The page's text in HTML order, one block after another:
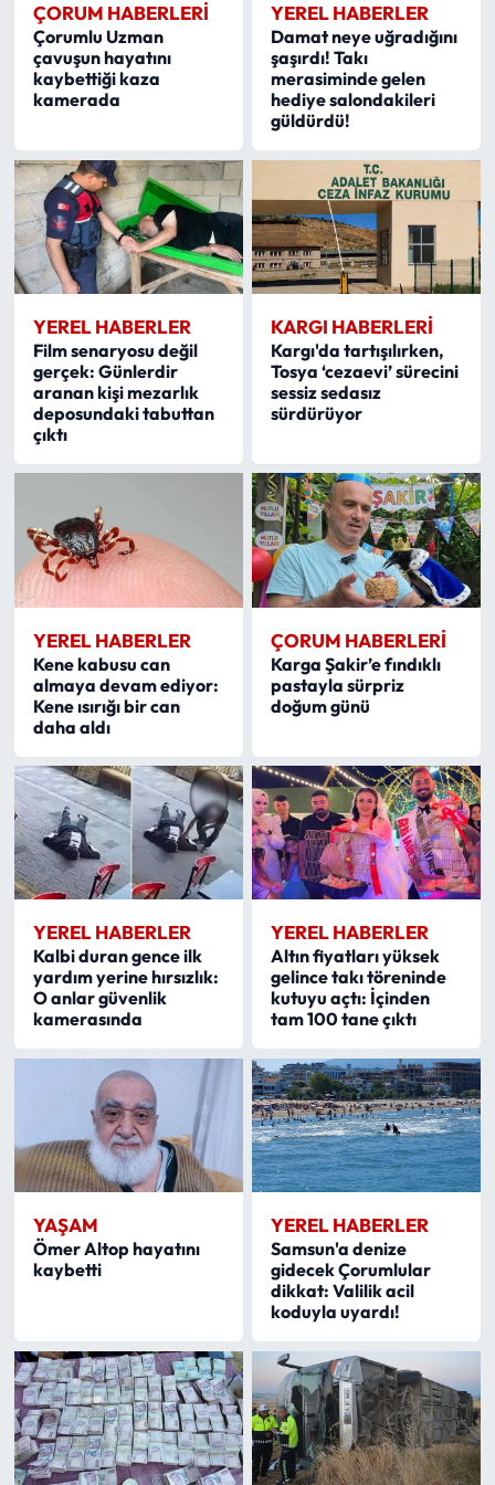
ÇORUM HABERLERI
Çorumlu Uzman
çavuşun hayatını
kaybettiği kaza
kamerada
YEREL HABERLER
Damat neye uğradığını
şaşırdı! Takı
merasiminde gelen
hediye salondakileri
güldürdü!
YEREL HABERLER
Film senaryosu değil
gerçek: Günlerdir
aranan kişi mezarlık
deposundaki tabuttan
çıktı
KARGI HABERLERI
Kargı'da tartışılırken,
Tosya ‘cezaevi’ sürecini
sessiz sedasız
sürdürüyor
YEREL HABERLER
Kene kabusu can
almaya devam ediyor:
Kene ısırığı bir can
daha aldı
ÇORUM HABERLERI
Karga Şakir’e fındıklı
pastayla sürpriz
doğum günü
YEREL HABERLER
Kalbi duran gence ilk
yardım yerine hırsızlık:
O anlar güvenlik
kamerasında
YEREL HABERLER
Altın fiyatları yüksek
gelince takı töreninde
kutuyu açtı: İçinden
tam 100 tane çıktı
YAŞAM
Ömer Altop hayatını
kaybetti
YEREL HABERLER
Samsun'a denize
gidecek Çorumlular
dikkat: Valilik acil
koduyla uyardı!
Mecitözü Haberleri
Oğuzlar Haberleri
Ortaköy Haberleri
Osmancık Haberleri
Otomotiv
Resmi İlan
Resmi Reklam
Sağlık
Siyaset
Spor
Sungurlu Haberleri
Turizm
Uğurludağ Haberleri
Yaşam
Yayla Haber
Yemek Tarifleri
Yerel Haberler